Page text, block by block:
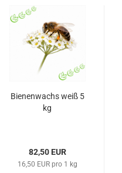
Bienenwachs weiß 5
kg
82,50 EUR
16,50 EUR pro 1 kg